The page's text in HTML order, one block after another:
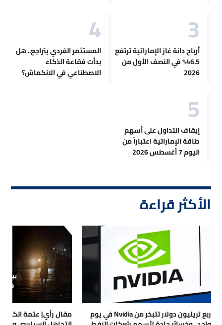
أرباح دانة غاز الإماراتية ترتفع
46.5% في النصف الأول من
2026
المستثمر الفردي يتراجع.. هل
بدأت فقاعة الذكاء
الاصطناعي في الانكماش؟
إيقاف التداول على أسهم
طاقة الإماراتية اعتباراً من
اليوم 7 أغسطس 2026
الأكثر قراءة
ربع تريليون دولار تتبخر من Nvidia في يوم مقال رأي| عتمة